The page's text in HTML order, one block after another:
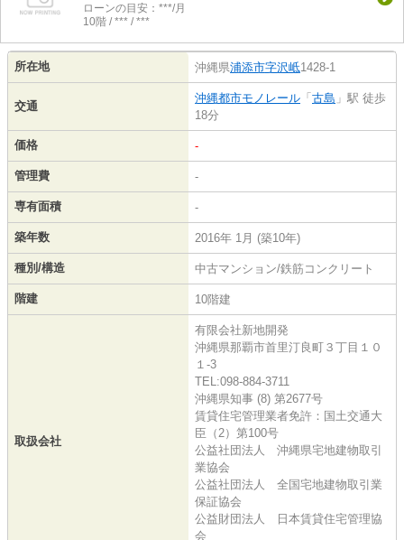
ローンの目安：***/月
10階 / *** / ***
所在地 沖縄県浦添市字沢岻1428-1
交通
沖縄都市モノレール 「 古島 」駅 徒歩
18分
価格 -
管理費 -
専有面積 -
築年数 2016年 1月 (築10年)
種別/構造 中古マンション/鉄筋コンクリート
階建 10階建
取扱会社
有限会社新地開発
沖縄県那覇市首里汀良町３丁目１０
１-3
TEL:098-884-3711
沖縄県知事 (8) 第2677号
賃貸住宅管理業者免許：国土交通大
臣（2）第100号
公益社団法人 沖縄県宅地建物取引
業協会
公益社団法人 全国宅地建物取引業
保証協会
公益財団法人 日本賃貸住宅管理協
会